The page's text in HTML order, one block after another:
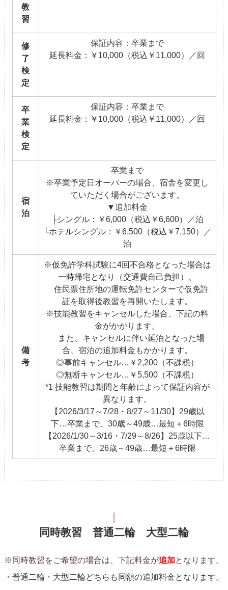
教
習
修
了
検
定
保証内容：卒業まで
延長料金：￥10,000（税込￥11,000）／回
卒
業
検
定
保証内容：卒業まで
延長料金：￥10,000（税込￥11,000）／回
宿
泊
卒業まで
※卒業予定日オーバーの場合、宿舎を変更し
ていただく場合がございます。
▼追加料金
├シングル：￥6,000（税込￥6,600）／泊
└ホテルシングル：￥6,500（税込￥7,150）／
泊
備
考
※仮免許学科試験に4回不合格となった場合は
一時帰宅となり（交通費自己負担）、
住民票住所地の運転免許センターで仮免許
証を取得後教習を再開いたします。
※技能教習をキャンセルした場合、下記の料
金がかかります。
また、キャンセルに伴い延泊となった場
合、宿泊の追加料金もかかります。
◎事前キャンセル…￥2,200（不課税）
◎無断キャンセル…￥5,500（不課税）
*1 技能教習は期間と年齢によって保証内容が
異なります。
【2026/3/17～7/28・8/27～11/30】29歳以
下…卒業まで、30歳～49歳…最短＋6時限
【2026/1/30～3/16・7/29～8/26】25歳以下…
卒業まで、26歳～49歳…最短＋6時限
同時教習 普通二輪 大型二輪
※同時教習をご希望の場合は、下記料金が追加となります。
普通二輪・大型二輪どちらも同額の追加料金となります。